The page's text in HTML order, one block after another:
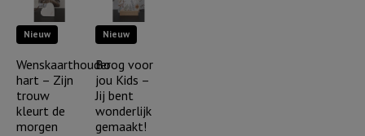
aantal
Hem
Nieuw
Wenskaarthouder
hart – Zijn
trouw
kleurt de
morgen
Nieuw
Boog voor
jou Kids –
Jij bent
wonderlijk
gemaakt!